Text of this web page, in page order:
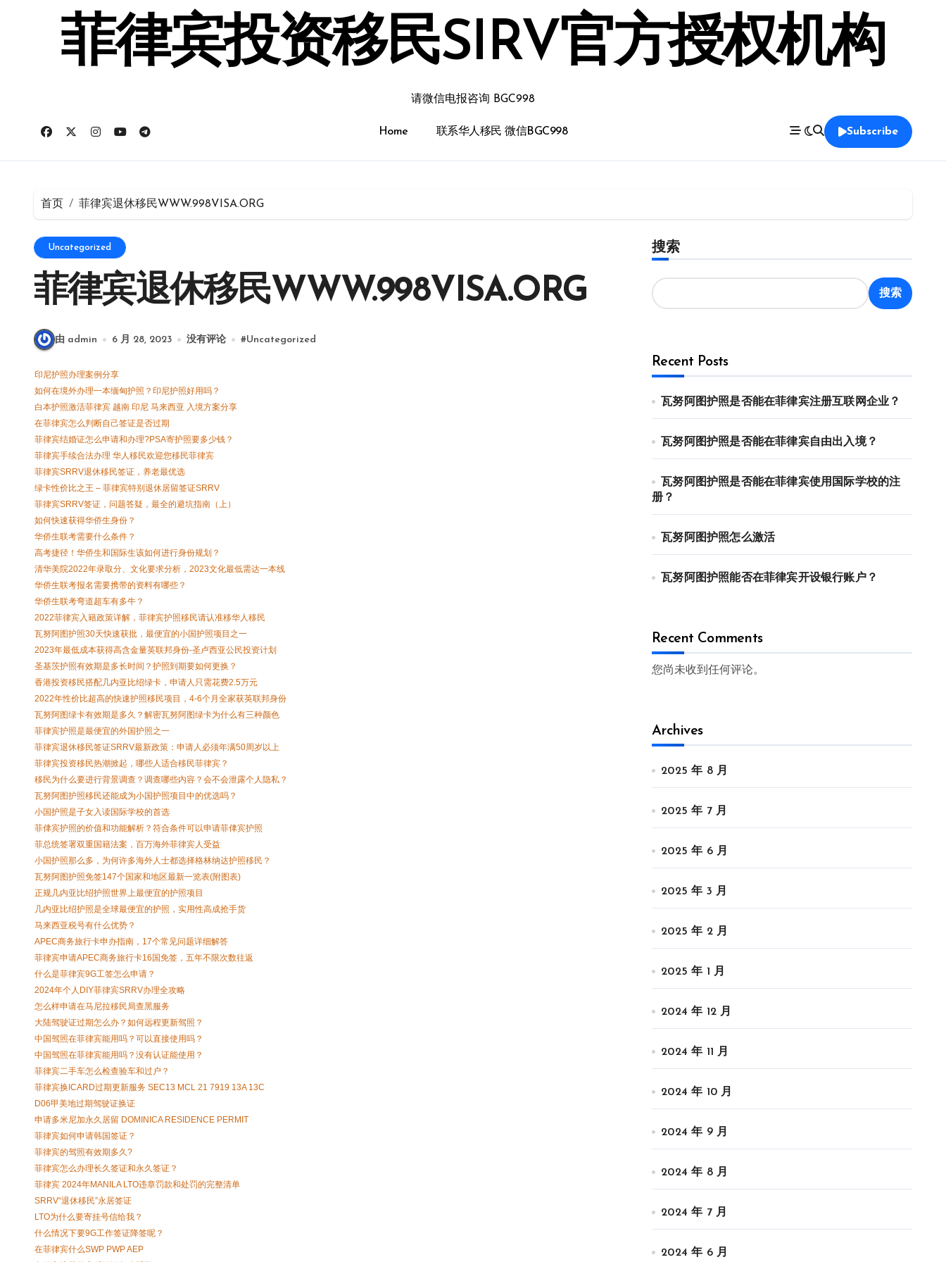
菲律宾投资移民SIRV官方授权机构
请微信电报咨询 BGC998
Home 联系华人移民 微信BGC998 Subscribe
首页 菲律宾退休移民WWW.998VISA.ORG
Uncategorized
菲律宾退休移民WWW.998VISA.ORG
由 admin 6 月 28, 2023 没有评论 #Uncategorized
印尼护照办理案例分享
如何在境外办理一本缅甸护照？印尼护照好用吗？
白本护照激活菲律宾 越南 印尼 马来西亚 入境方案分享
在菲律宾怎么判断自己签证是否过期
菲律宾结婚证怎么申请和办理?PSA寄护照要多少钱？
菲律宾手续合法办理 华人移民欢迎您移民菲律宾
菲律宾SRRV退休移民签证，养老最优选
绿卡性价比之王 – 菲律宾特别退休居留签证SRRV
菲律宾SRRV签证，问题答疑，最全的避坑指南（上）
如何快速获得华侨生身份？
华侨生联考需要什么条件？
高考捷径！华侨生和国际生该如何进行身份规划？
清华美院2022年录取分、文化要求分析，2023文化最低需达一本线
华侨生联考报名需要携带的资料有哪些？
华侨生联考弯道超车有多牛？
2022菲律宾入籍政策详解，菲律宾护照移民请认准移华人移民
瓦努阿图护照30天快速获批，最便宜的小国护照项目之一
2023年最低成本获得高含金量英联邦身份-圣卢西亚公民投资计划
圣基茨护照有效期是多长时间？护照到期要如何更换？
香港投资移民搭配几内亚比绍绿卡，申请人只需花费2.5万元
2022年性价比超高的快速护照移民项目，4-6个月全家获英联邦身份
瓦努阿图绿卡有效期是多久？解密瓦努阿图绿卡为什么有三种颜色
菲律宾护照是最便宜的外国护照之一
菲律宾退休移民签证SRRV最新政策：申请人必须年满50周岁以上
菲律宾投资移民热潮掀起，哪些人适合移民菲律宾？
移民为什么要进行背景调查？调查哪些内容？会不会泄露个人隐私？
瓦努阿图护照移民还能成为小国护照项目中的优选吗？
小国护照是子女入读国际学校的首选
菲侓宾护照的价值和功能解析？符合条件可以申请菲侓宾护照
菲总统签署双重国籍法案，百万海外菲律宾人受益
小国护照那么多，为何许多海外人士都选择格林纳达护照移民？
瓦努阿图护照免签147个国家和地区最新一览表(附图表)
正规几内亚比绍护照世界上最便宜的护照项目
几内亚比绍护照是全球最便宜的护照，实用性高成抢手货
马来西亚税号有什么优势？
APEC商务旅行卡申办指南，17个常见问题详细解答
菲律宾申请APEC商务旅行卡16国免签，五年不限次数往返
什么是菲律宾9G工签怎么申请？
2024年个人DIY菲律宾SRRV办理全攻略
怎么样申请在马尼拉移民局查黑服务
大陆驾驶证过期怎么办？如何远程更新驾照？
中国驾照在菲律宾能用吗？可以直接使用吗？
中国驾照在菲律宾能用吗？没有认证能使用？
菲律宾二手车怎么检查验车和过户？
菲律宾换ICARD过期更新服务 SEC13 MCL 21 7919 13A 13C
D06甲美地过期驾驶证换证
申请多米尼加永久居留 DOMINICA RESIDENCE PERMIT
菲律宾如何申请韩国签证？
菲律宾的驾照有效期多久?
菲律宾怎么办理长久签证和永久签证？
菲律宾 2024年MANILA LTO违章罚款和处罚的完整清单
SRRV“退休移民”永居签证
LTO为什么要寄挂号信给我？
什么情况下要9G工作签证降签呢？
在菲律宾什么SWP PWP AEP
搜索
搜索
Recent Posts
瓦努阿图护照是否能在菲律宾注册互联网企业？
瓦努阿图护照是否能在菲律宾自由出入境？
瓦努阿图护照是否能在菲律宾使用国际学校的注
册？
瓦努阿图护照怎么激活
瓦努阿图护照能否在菲律宾开设银行账户？
Recent Comments
您尚未收到任何评论。
Archives
2025 年 8 月
2025 年 7 月
2025 年 6 月
2025 年 3 月
2025 年 2 月
2025 年 1 月
2024 年 12 月
2024 年 11 月
2024 年 10 月
2024 年 9 月
2024 年 8 月
2024 年 7 月
2024 年 6 月